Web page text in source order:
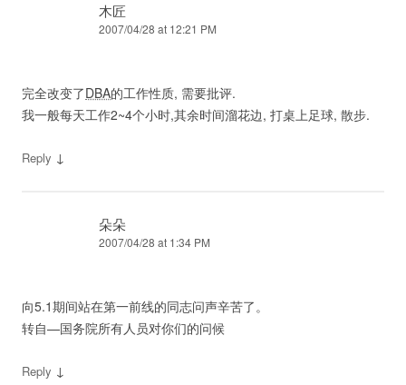
木匠
2007/04/28 at 12:21 PM
完全改变了DBA的工作性质, 需要批评.
我一般每天工作2~4个小时,其余时间溜花边, 打桌上足球, 散步.
Reply ↓
朵朵
2007/04/28 at 1:34 PM
向5.1期间站在第一前线的同志问声辛苦了。
转自—国务院所有人员对你们的问候
Reply ↓